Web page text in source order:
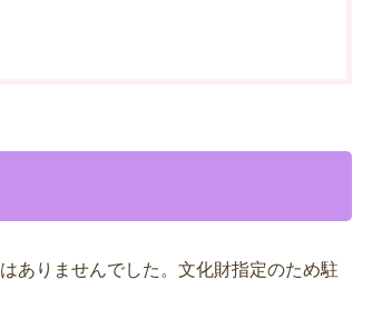
ありませんでした。文化財指定のため駐